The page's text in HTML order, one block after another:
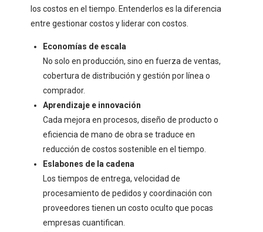
los costos en el tiempo. Entenderlos es la diferencia
entre gestionar costos y liderar con costos.
Economías de escala
No solo en producción, sino en fuerza de ventas,
cobertura de distribución y gestión por línea o
comprador.
Aprendizaje e innovación
Cada mejora en procesos, diseño de producto o
eficiencia de mano de obra se traduce en
reducción de costos sostenible en el tiempo.
Eslabones de la cadena
Los tiempos de entrega, velocidad de
procesamiento de pedidos y coordinación con
proveedores tienen un costo oculto que pocas
empresas cuantifican.